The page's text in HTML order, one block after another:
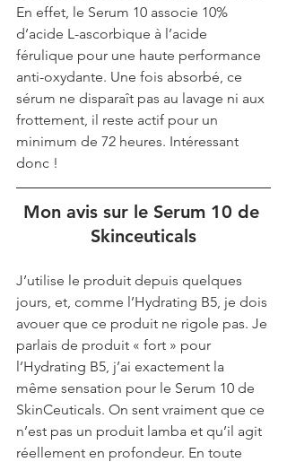
En effet, le Serum 10 associe 10%
d’acide L-ascorbique à l’acide
férulique pour une haute performance
anti-oxydante. Une fois absorbé, ce
sérum ne disparaît pas au lavage ni aux
frottement, il reste actif pour un
minimum de 72 heures. Intéressant
donc !
Mon avis sur le Serum 10 de
Skinceuticals
J’utilise le produit depuis quelques
jours, et, comme l’Hydrating B5, je dois
avouer que ce produit ne rigole pas. Je
parlais de produit « fort » pour
l’Hydrating B5, j’ai exactement la
même sensation pour le Serum 10 de
SkinCeuticals. On sent vraiment que ce
n’est pas un produit lamba et qu’il agit
réellement en profondeur. En toute